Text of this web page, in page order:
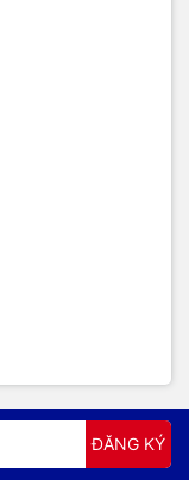
ĐĂNG KÝ